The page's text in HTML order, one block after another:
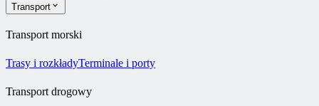
Transport
Transport morski
Trasy i rozkładyTerminale i porty
Transport drogowy